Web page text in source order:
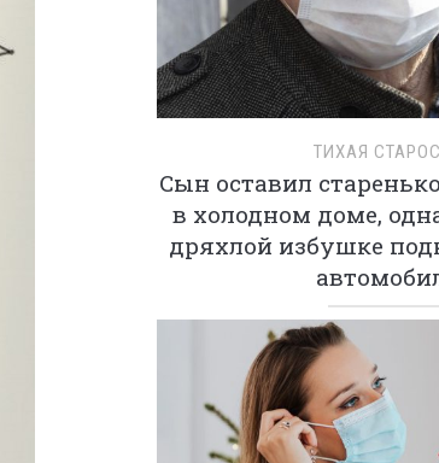
ТИХАЯ
Сын оставил
в холодном доме,
дряхлой избушке